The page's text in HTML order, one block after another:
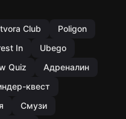
Club
Poligon
In
Ubego
Quiz
Адреналин
квест
Смузи